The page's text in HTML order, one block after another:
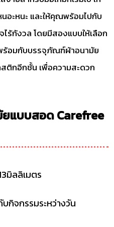
อะหนะ และให้คุณพร้อมไปกับ
ร้กังวล โดยมีสองแบบให้เลือก
ร้อมกับบรรจุภัณฑ์ผ้าอนามัย
ติกอีกชั้น เพื่อความสะดวก
แบบสอด Carefree
มิลลิเมตร
กิจกรรมระหว่างวัน